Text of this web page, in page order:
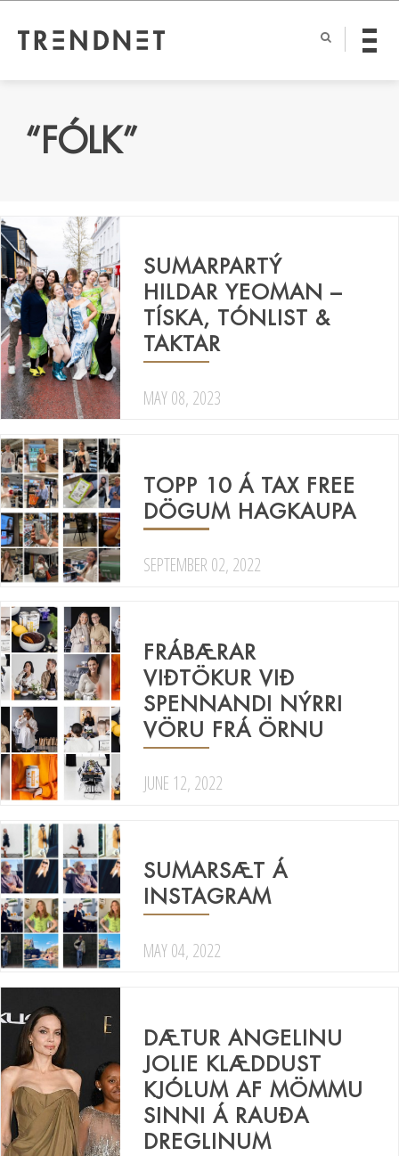
“FÓLK”
SUMARPARTÝ
HILDAR YEOMAN –
TÍSKA, TÓNLIST &
TAKTAR
MAY 08, 2023
TOPP 10 Á TAX FREE
DÖGUM HAGKAUPA
SEPTEMBER 02, 2022
FRÁBÆRAR
VIÐTÖKUR VIÐ
SPENNANDI NÝRRI
VÖRU FRÁ ÖRNU
JUNE 12, 2022
SUMARSÆT Á
INSTAGRAM
MAY 04, 2022
DÆTUR ANGELINU
JOLIE KLÆDDUST
KJÓLUM AF MÖMMU
SINNI Á RAUÐA
DREGLINUM